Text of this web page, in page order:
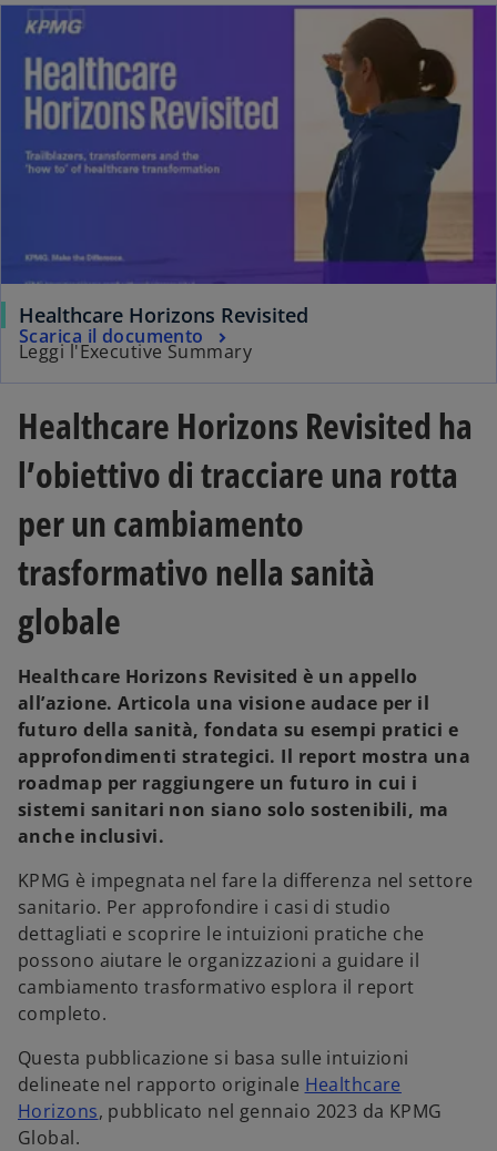
Healthcare Horizons Revisited
Leggi l'Executive Summary
Scarica il documento
Healthcare Horizons Revisited ha
l’obiettivo di tracciare una rotta
per un cambiamento
trasformativo nella sanità
globale
Healthcare Horizons Revisitedè un appello
all’azione. Articola una visione audace per il
futuro della sanità, fondata su esempi pratici e
approfondimenti strategici. Il report mostra una
roadmap per raggiungere un futuro in cui i
sistemi sanitari non siano solo sostenibili, ma
anche inclusivi.
KPMG è impegnata nel fare la differenza nel settore
sanitario. Per approfondire i casi di studio
dettagliati e scoprire le intuizioni pratiche che
possono aiutare le organizzazioni a guidare il
cambiamento trasformativo esplora il report
completo.
Questa pubblicazione si basa sulle intuizioni
delineate nel rapporto originale Healthcare
Horizons, pubblicato nel gennaio 2023 da KPMG
Global.
s
i
a